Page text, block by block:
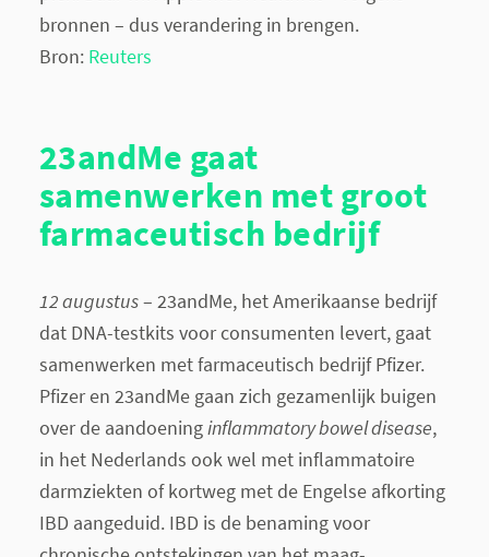
bronnen – dus verandering in brengen.
Bron: Reuters
23andMe gaat
samenwerken met groot
farmaceutisch bedrijf
12 augustus– 23andMe, het Amerikaanse bedrijf
dat DNA-testkits voor consumenten levert, gaat
samenwerken met farmaceutisch bedrijf Pfizer.
Pfizer en 23andMe gaan zich gezamenlijk buigen
over de aandoeninginflammatory bowel disease,
in het Nederlands ook wel met inflammatoire
darmziekten of kortweg met de Engelse afkorting
IBD aangeduid. IBD is de benaming voor